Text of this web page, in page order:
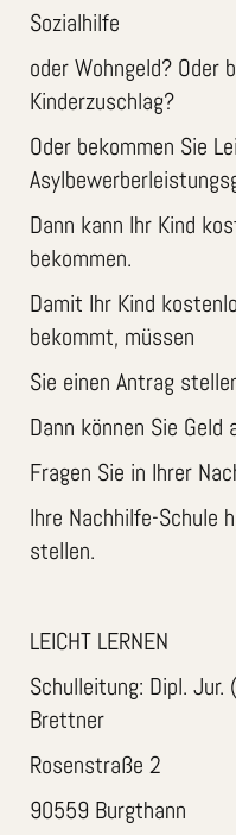
Sozialhilfe
oder Wohngeld? Oder
Kinderzuschlag?
Oder bekommen Sie
Dann kann Ihr Kind
bekommen.
Damit Ihr Kind
bekommt, müssen
Sie einen Antrag
Dann können Sie Geld
Fragen Sie in Ihrer
Ihre Nachhilfe-Schule
stellen.
LEICHT LERNEN
Schulleitung: Dipl.
Brettner
Rosenstraße 2
90559 Burgthann